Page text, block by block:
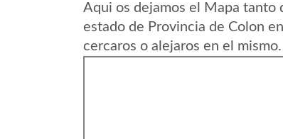
Aqui os dejamos el Mapa tanto
estado de Provincia de Colon
cercaros o alejaros en el mismo.